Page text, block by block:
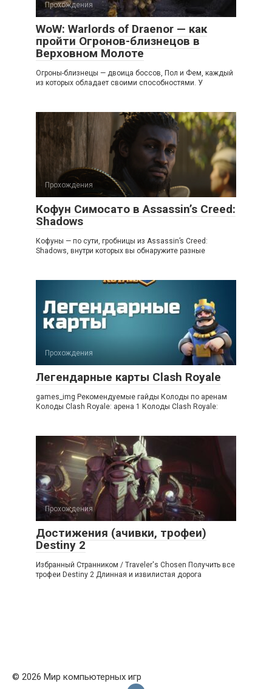
Прохождения
WoW: Warlords of Draenor — как
пройти Огронов-близнецов в
Верховном Молоте
Огроны-близнецы — двоица боссов, Пол и Фем, каждый
из которых обладает своими способностями. У
Прохождения
Кофун Симосато в Assassin’s Creed:
Shadows
Кофуны — по сути, гробницы из Assassin’s Creed:
Shadows, внутри которых вы обнаружите разные
Прохождения
Легендарные карты Clash Royale
games_img Рекомендуемые гайды Колоды по аренам
Колоды Clash Royale: арена 1 Колоды Clash Royale:
Прохождения
Достижения (ачивки, трофеи)
Destiny 2
Избранный Странником / Traveler's Chosen Получить все
трофеи Destiny 2 Длинная и извилистая дорога
© 2026 Мир компьютерных игр